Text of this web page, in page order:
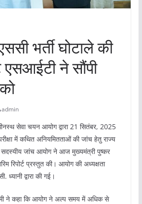
भर्ती घोटाले की
एसआईटी ने सौंपी
admin
सेवा चयन आयोग द्वारा 21 सितंबर, 2025
में कथित अनियमितताओं की जांच हेतु राज्य
सदस्यीय जांच आयोग ने आज मुख्यमंत्री पुष्कर
रिपोर्ट प्रस्तुत की। आयोग की अध्यक्षता
ध्यानी द्वारा की गई।
ने कहा कि आयोग ने अल्प समय में अधिक से